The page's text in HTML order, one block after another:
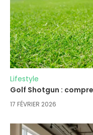
Lifestyle
Golf Shotgun :
17 FÉVRIER 2026